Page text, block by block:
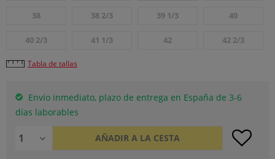
38 38 2/3 39 1/3 40
40 2/3 41 1/3 42 42 2/3
Tabla de tallas
Envío inmediato, plazo de entrega en España de 3-6
días laborables
AÑADIR A LA CESTA